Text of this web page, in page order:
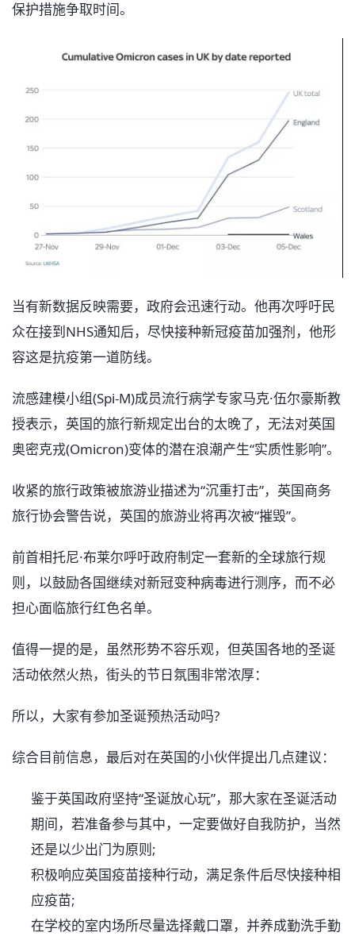
保护措施争取时间。
当有新数据反映需要，政府会迅速行动。他再次呼吁民
众在接到NHS通知后，尽快接种新冠疫苗加强剂，他形
容这是抗疫第一道防线。
流感建模小组(Spi-M)成员流行病学专家马克·伍尔豪斯教
授表示，英国的旅行新规定出台的太晚了，无法对英国
奥密克戎(Omicron)变体的潜在浪潮产生“实质性影响”。
收紧的旅行政策被旅游业描述为“沉重打击”，英国商务
旅行协会警告说，英国的旅游业将再次被“摧毁”。
前首相托尼·布莱尔呼吁政府制定一套新的全球旅行规
则，以鼓励各国继续对新冠变种病毒进行测序，而不必
担心面临旅行红色名单。
值得一提的是，虽然形势不容乐观，但英国各地的圣诞
活动依然火热，街头的节日氛围非常浓厚：
所以，大家有参加圣诞预热活动吗?
综合目前信息，最后对在英国的小伙伴提出几点建议：
鉴于英国政府坚持“圣诞放心玩”，那大家在圣诞活动
期间，若准备参与其中，一定要做好自我防护，当然
还是以少出门为原则;
积极响应英国疫苗接种行动，满足条件后尽快接种相
应疫苗;
在学校的室内场所尽量选择戴口罩，并养成勤洗手勤